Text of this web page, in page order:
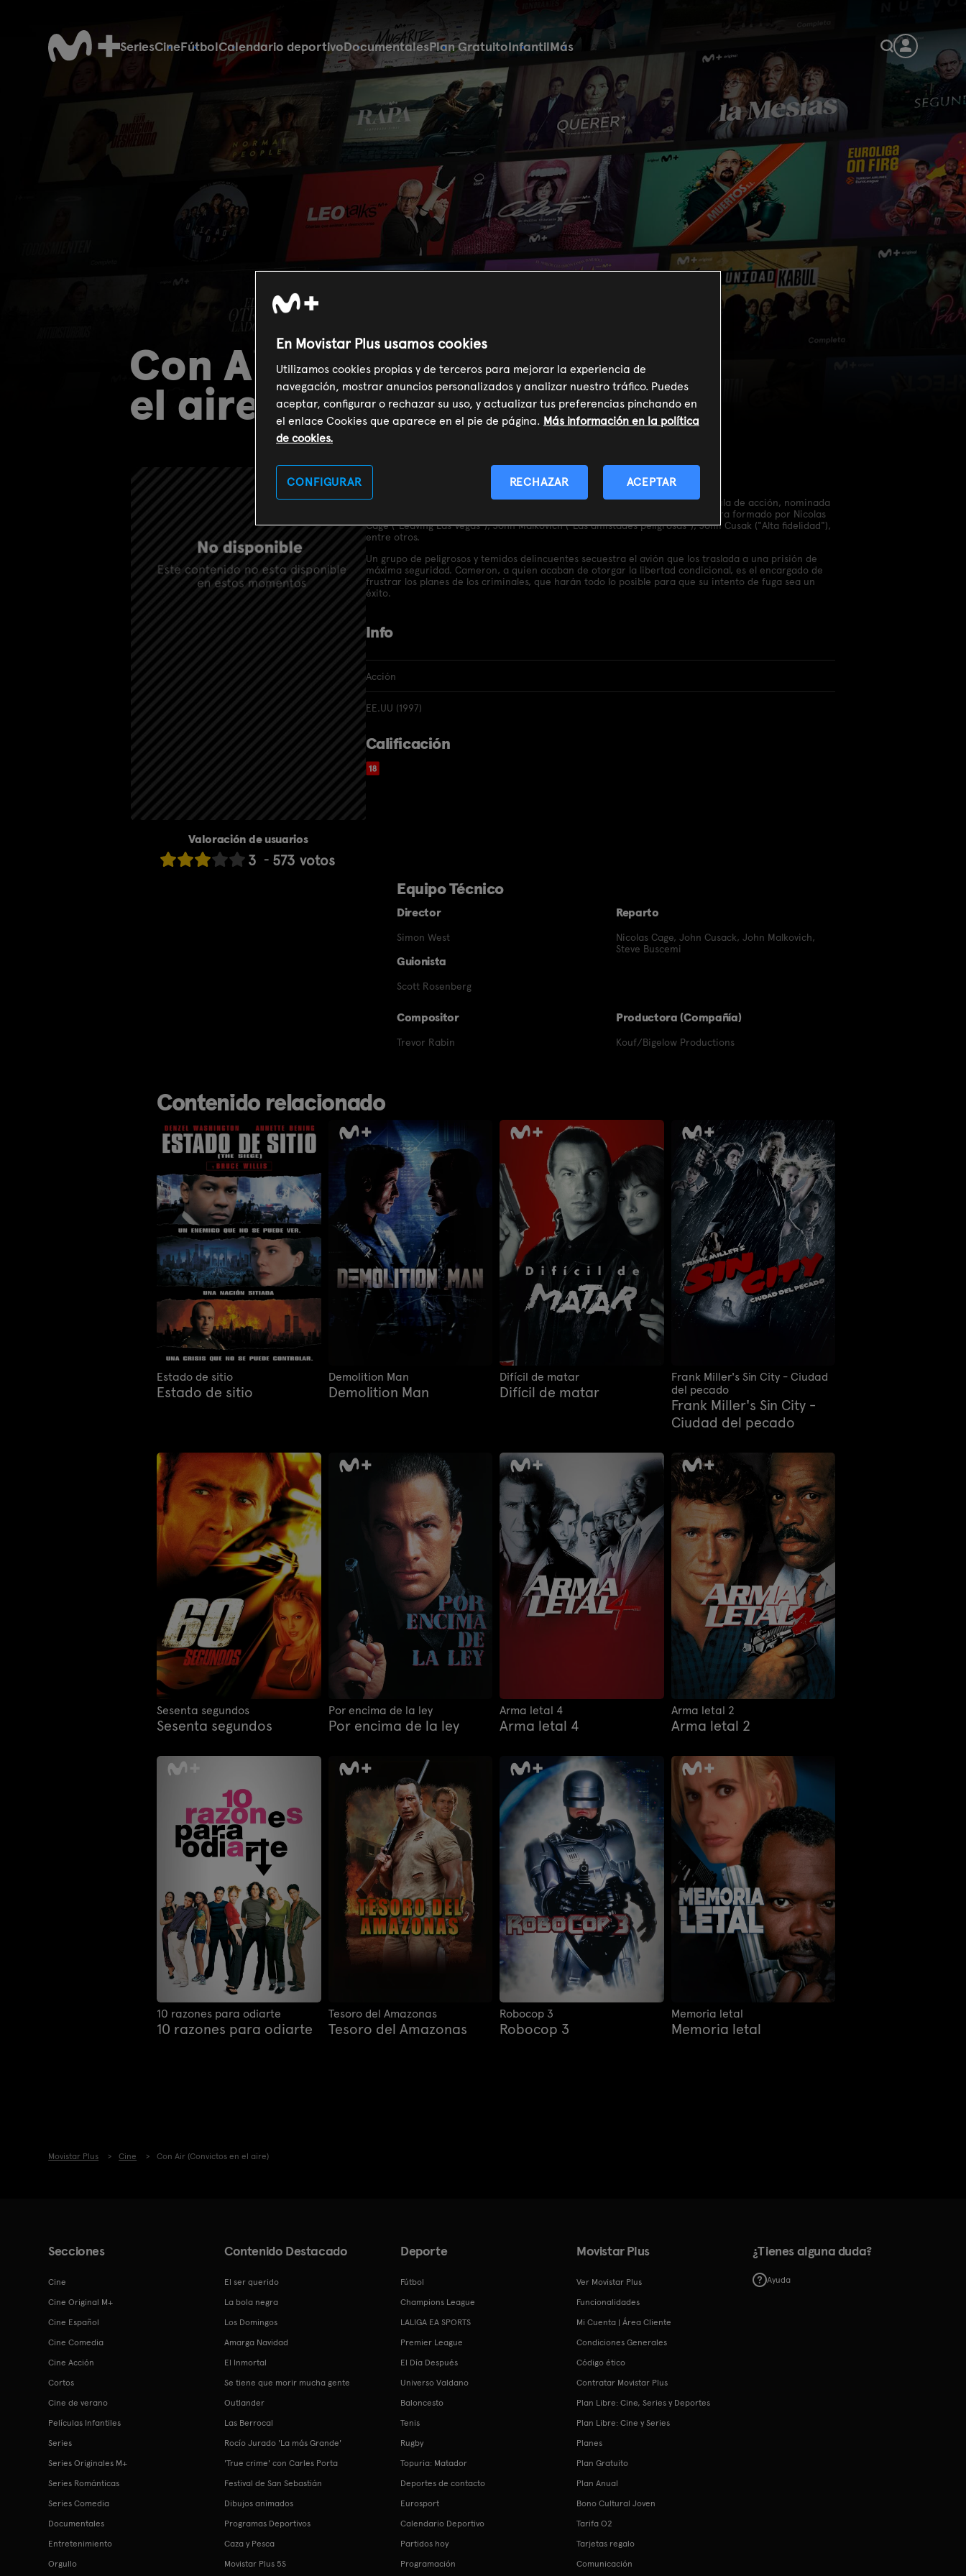
SeriesCineFútbolCalendario deportivoDocumentalesPlan GratuitoInfantilMás
Con Air (Convictos en
el aire)
Valoración de usuarios
3 573 votos
Simon West ("La hija del coronel", "Lara Croft: Tom Raider") dirige esta película de acción, nominada
al Oscar a la mejor canción original y al mejor sonido, con un reparto de altura formado por Nicolas
Cage ("Leaving Las Vegas"), John Malkovich ("Las amistades peligrosas"), John Cusak ("Alta fidelidad"),
entre otros.
Un grupo de peligrosos y temidos delincuentes secuestra el avión que los traslada a una prisión de
máxima seguridad. Cameron, a quien acaban de otorgar la libertad condicional, es el encargado de
frustrar los planes de los criminales, que harán todo lo posible para que su intento de fuga sea un
éxito.
Info
Acción
EE.UU (1997)
Calificación
Equipo Técnico
Director
Simon West
Guionista
Scott Rosenberg
Reparto
Nicolas Cage, John Cusack, John Malkovich,
Steve Buscemi
Compositor
Trevor Rabin
Productora (Compañía)
Kouf/Bigelow Productions
Contenido relacionado
Estado de sitio
Estado de sitio
Demolition Man
Demolition Man
Difícil de matar
Difícil de matar
Frank Miller's Sin City - Ciudad
del pecado
Frank Miller's Sin City -
Ciudad del pecado
Sesenta segundos
Sesenta segundos
Por encima de la ley
Por encima de la ley
Arma letal 4
Arma letal 4
Arma letal 2
Arma letal 2
10 razones para odiarte
10 razones para odiarte
Tesoro del Amazonas
Tesoro del Amazonas
Robocop 3
Robocop 3
Memoria letal
Memoria letal
Movistar Plus Cine Con Air (Convictos en el aire)
Secciones
Cine
Cine Original M+
Cine Español
Cine Comedia
Cine Acción
Cortos
Cine de verano
Películas Infantiles
Series
Series Originales M+
Series Románticas
Series Comedia
Documentales
Entretenimiento
Orgullo
Contenido Destacado
El ser querido
La bola negra
Los Domingos
Amarga Navidad
El Inmortal
Se tiene que morir mucha gente
Outlander
Las Berrocal
Rocío Jurado 'La más Grande'
'True crime' con Carles Porta
Festival de San Sebastián
Dibujos animados
Programas Deportivos
Caza y Pesca
Movistar Plus 5S
Deporte
Fútbol
Champions League
LALIGA EA SPORTS
Premier League
El Día Después
Universo Valdano
Baloncesto
Tenis
Rugby
Topuria: Matador
Deportes de contacto
Eurosport
Calendario Deportivo
Partidos hoy
Programación
Movistar Plus
Ver Movistar Plus
Funcionalidades
Mi Cuenta | Área Cliente
Condiciones Generales
Código ético
Contratar Movistar Plus
Plan Libre: Cine, Series y Deportes
Plan Libre: Cine y Series
Planes
Plan Gratuito
Plan Anual
Bono Cultural Joven
Tarifa O2
Tarjetas regalo
Comunicación
¿Tienes alguna duda?
Ayuda
En Movistar Plus usamos cookies
Utilizamos cookies propias y de terceros para mejorar la experiencia de
navegación, mostrar anuncios personalizados y analizar nuestro tráfico. Puedes
aceptar, configurar o rechazar su uso, y actualizar tus preferencias pinchando en
el enlace Cookies que aparece en el pie de página. Más información en la política
de cookies.
CONFIGURAR RECHAZAR ACEPTAR